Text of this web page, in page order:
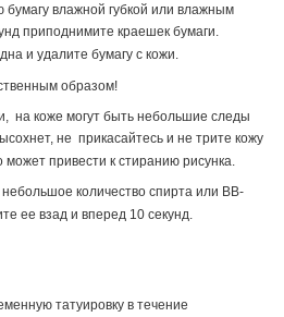
влажной губкой или влажным
приподнимите краешек бумаги.
и удалите бумагу с кожи.
образом!
на коже могут быть небольшие следы
не прикасайтесь и не трите кожу
может привести к стиранию рисунка.
количество спирта или BB-
ее взад и вперед 10 секунд.
татуировку в течение